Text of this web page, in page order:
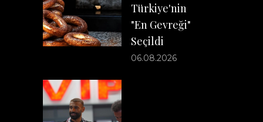
Türkiye'nin
"En Gevreği"
Seçildi
06.08.2026